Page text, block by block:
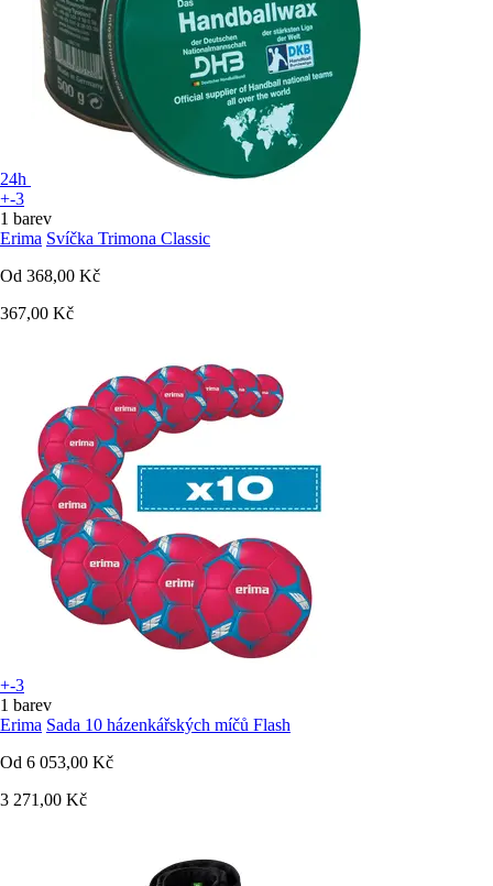
24h
+-3
1 barev
Erima Svíčka Trimona Classic
Od 368,00 Kč
367,00 Kč
+-3
1 barev
Erima Sada 10 házenkářských míčů Flash
Od 6 053,00 Kč
3 271,00 Kč